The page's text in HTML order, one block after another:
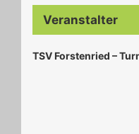
Veranstalter
TSV Forstenried –